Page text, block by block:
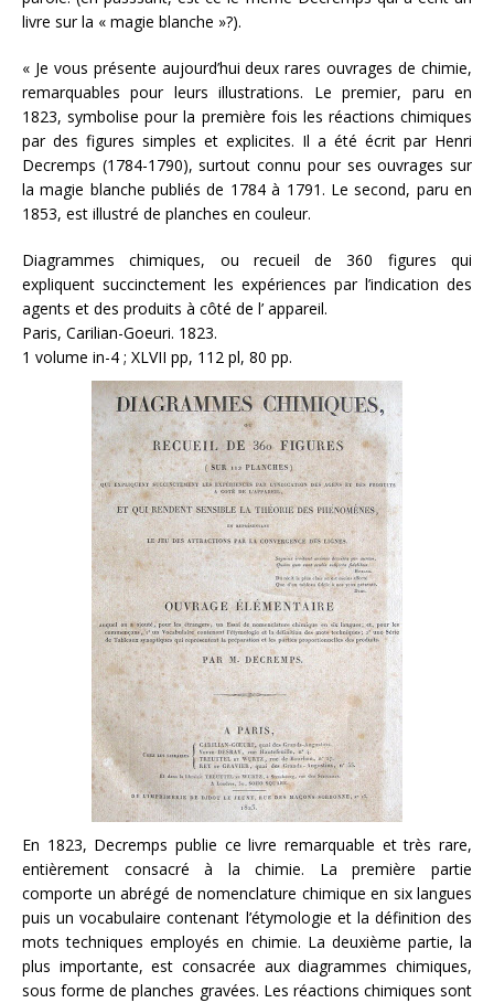
livre sur la « magie blanche »?).
« Je vous présente aujourd’hui deux rares ouvrages de chimie,
remarquables pour leurs illustrations. Le premier, paru en
1823, symbolise pour la première fois les réactions chimiques
par des figures simples et explicites. Il a été écrit par Henri
Decremps (1784-1790), surtout connu pour ses ouvrages sur
la magie blanche publiés de 1784 à 1791. Le second, paru en
1853, est illustré de planches en couleur.
Diagrammes chimiques, ou recueil de 360 figures qui
expliquent succinctement les expériences par l’indication des
agents et des produits à côté de l’ appareil.
Paris, Carilian-Goeuri. 1823.
1 volume in-4 ; XLVII pp, 112 pl, 80 pp.
En 1823, Decremps publie ce livre remarquable et très rare,
entièrement consacré à la chimie. La première partie
comporte un abrégé de nomenclature chimique en six langues
puis un vocabulaire contenant l’étymologie et la définition des
mots techniques employés en chimie. La deuxième partie, la
plus importante, est consacrée aux diagrammes chimiques,
sous forme de planches gravées. Les réactions chimiques sont